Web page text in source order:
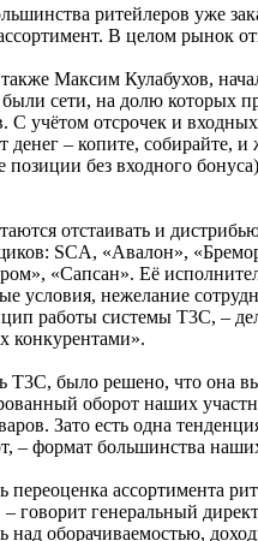
ритейлеров уже
В целом рынок
Максим Кулабухов,
сети, на долю которых
учётом отсрочек и
– копите, собирайте,
без входного
отстаивать и
SCA, «Авалон»,
«Сапсан». Её
условия, нежелание
работы системы Т3С, –
конкурентами».
Т3С, было решено, что она
оборот наших
Зато есть одна
– формат большинства
переоценка
говорит генеральный
над оборачиваемостью,